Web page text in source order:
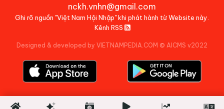
nckh.vnhn@gmail.com
Ghi rõ nguồn "Việt Nam Hội Nhập" khi phát hành từ Website này.
Kênh RSS
Designed & developed by VIETNAMPEDIA.COM © AICMS v2022